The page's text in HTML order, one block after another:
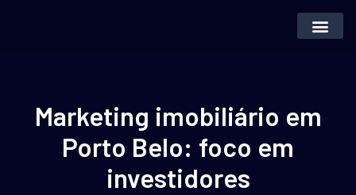
Marketing imobiliário em
Porto Belo: foco em
investidores